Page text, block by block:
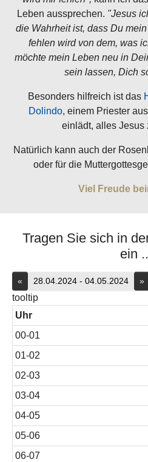
Leben aussprechen. "Jesus
die Wahrheit ist, dass Du
fehlen wird von dem, was
möchte mein Leben neu in
sein lassen, Dich
Besonders hilfreich ist das
Dolindo, einem Priester
einlädt, alles Jesus
Natürlich kann auch der
oder für die
Viel Freude
Tragen Sie sich in
ein
« 28.04.2024 - 04.05.2024 »
tooltip
Uhr
00-01
01-02
02-03
03-04
04-05
05-06
06-07